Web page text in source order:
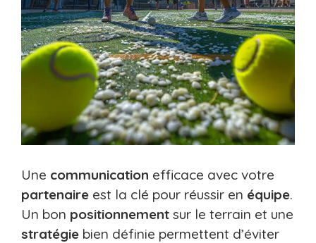
Une communication efficace avec votre
partenaire est la clé pour réussir en équipe.
Un bon positionnement sur le terrain et une
stratégie bien définie permettent d’éviter